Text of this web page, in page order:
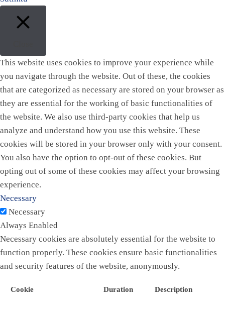
This website uses cookies to improve your experience while
you navigate through the website. Out of these, the cookies
that are categorized as necessary are stored on your browser as
they are essential for the working of basic functionalities of
the website. We also use third-party cookies that help us
analyze and understand how you use this website. These
cookies will be stored in your browser only with your consent.
You also have the option to opt-out of these cookies. But
opting out of some of these cookies may affect your browsing
experience.
Necessary
Necessary
Always Enabled
Necessary cookies are absolutely essential for the website to
function properly. These cookies ensure basic functionalities
and security features of the website, anonymously.
Cookie Duration Description